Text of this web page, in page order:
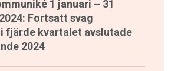
1 januari – 31
Fortsatt svag
fjärde kvartalet avslutade
2024